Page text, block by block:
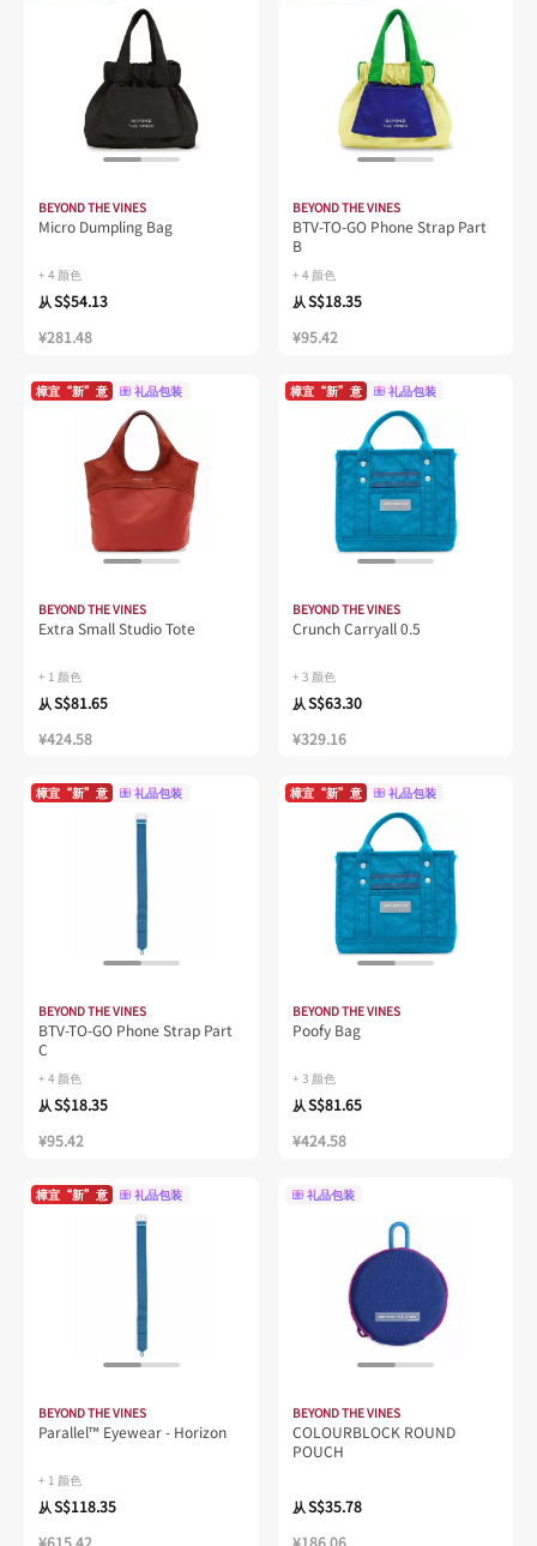
BEYOND THE VINES
Micro Dumpling Bag
+ 4 颜色
从S$54.13
¥281.48
BEYOND THE VINES
BTV-TO-GO Phone Strap Part
B
+ 4 颜色
从S$18.35
¥95.42
樟宜“新”意 礼品包装
BEYOND THE VINES
Extra Small Studio Tote
+ 1 颜色
从S$81.65
¥424.58
樟宜“新”意 礼品包装
BEYOND THE VINES
Crunch Carryall 0.5
+ 3 颜色
从S$63.30
¥329.16
樟宜“新”意 礼品包装
BEYOND THE VINES
BTV-TO-GO Phone Strap Part
C
+ 4 颜色
从S$18.35
¥95.42
樟宜“新”意 礼品包装
BEYOND THE VINES
Poofy Bag
+ 3 颜色
从S$81.65
¥424.58
樟宜“新”意 礼品包装
BEYOND THE VINES
Parallel™ Eyewear - Horizon
+ 1 颜色
从S$118.35
¥615.42
礼品包装
BEYOND THE VINES
COLOURBLOCK ROUND
POUCH
从S$35.78
¥186.06